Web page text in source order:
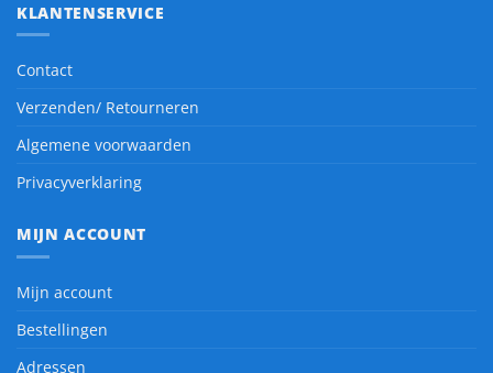
KLANTENSERVICE
Contact
Verzenden/ Retourneren
Algemene voorwaarden
Privacyverklaring
MIJN ACCOUNT
Mijn account
Bestellingen
Adressen